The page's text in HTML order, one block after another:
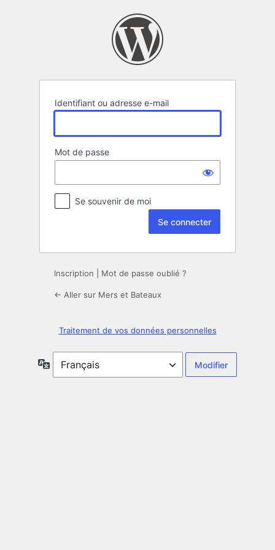
Identifiant ou adresse e-mail
Mot de passe
Se souvenir de moi
Inscription Mot de passe oublié ?
← Aller sur Mers et Bateaux
Traitement de vos données personnelles
Langue